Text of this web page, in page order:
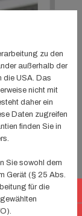
zu den
außerhalb der
die USA. Das
nicht mit
daher ein
Daten zugreifen
finden Sie in
Sie sowohl dem
Gerät (§ 25 Abs.
für die